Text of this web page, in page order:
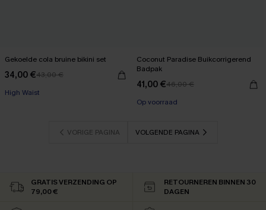
Gekoelde cola bruine bikini set
34,00 €43,00 €
【AG18】2 met 10% korting
High Waist
Coconut Paradise Buikcorrigerend
Badpak
41,00 €46,00 €
【AG18】2 met 10% korting
Op voorraad
VORIGE PAGINA
VOLGENDE PAGINA
GRATIS VERZENDING OP
79,00 €
RETOURNEREN BINNEN 30
DAGEN